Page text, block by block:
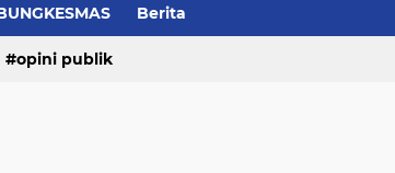
Berita
Covid-19 Donor Darah
opini publik